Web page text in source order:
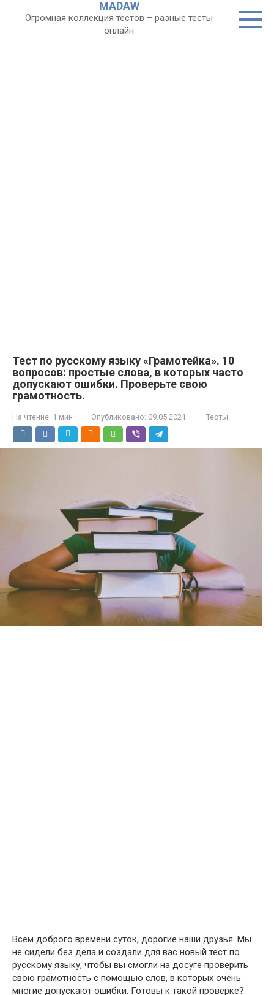
MADAW
Огромная коллекция тестов – разные тесты
онлайн
Тест по русскому языку «Грамотейка». 10
вопросов: простые слова, в которых часто
допускают ошибки. Проверьте свою
грамотность.
На чтение: 1 мин Опубликовано: 09.05.2021 Тесты
Всем доброго времени суток, дорогие наши друзья. Мы
не сидели без дела и создали для вас новый тест по
русскому языку, чтобы вы смогли на досуге проверить
свою грамотность с помощью слов, в которых очень
многие допускают ошибки. Готовы к такой проверке?